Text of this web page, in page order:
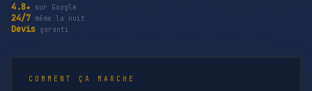
4.8★ sur Google
24/7 même la nuit
Devis garanti
COMMENT ÇA MARCHE